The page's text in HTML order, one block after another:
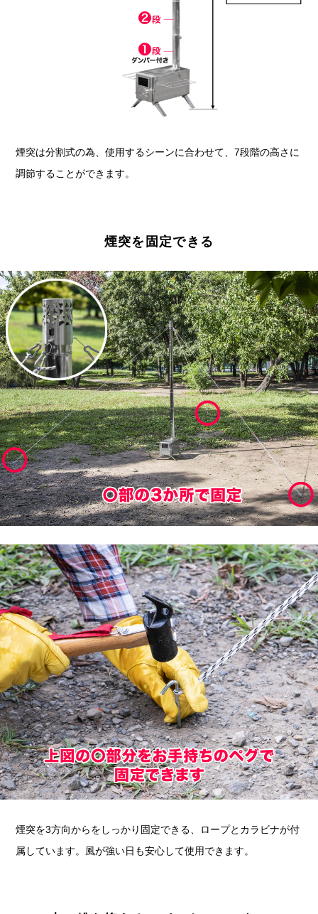
煙突は分割式の為、使用するシーンに合わせて、7段階の高さに
調節することができます。
煙突を固定できる
煙突を3方向からをしっかり固定できる、ロープとカラビナが付
属しています。風が強い日も安心して使用できます。